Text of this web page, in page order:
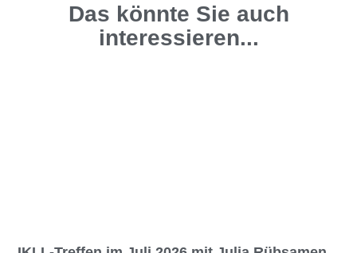
Das könnte Sie auch
interessieren...